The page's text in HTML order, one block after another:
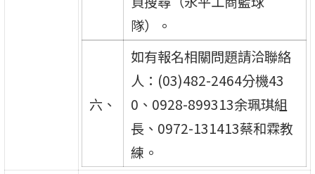
隊）。
六、
如有報名相關問題請洽聯絡
人：(03)482-2464分機43
0、0928-899313余珮琪組
長、0972-131413蔡和霖教
練。